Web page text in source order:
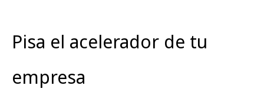
Pisa el acelerador de tu
empresa